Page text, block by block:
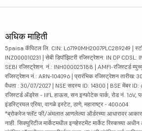
अधिक माहिती
5paisa कॅपिटल लि. CIN: L67190MH2007PLC289249 |
INZ000010231 | सेबी डिपॉझिटरी रजिस्ट्रेशन: IN DP CDSL:
SEBI रजिस्ट्रेशन. नं.: INH000025188 | AMFI-रजिस्टर्ड
रजिस्ट्रेशन नं.: ARN-104096 | प्रारंभिक रजिस्ट्रेशन तारीख:
वैधता : 30/07/2027 | NSE सदस्य ID: 14300 | BSE मेंबर ID:
रजिस्टर्ड ॲड्रेस - IIFL हाऊस, सन इन्फोटेक पार्क, रोड नं. 16V,
इंडस्ट्रियल एरिया, वागळे इस्टेट, ठाणे, महाराष्ट्र - 400604
*ब्रोकरेज फ्लॅट फी/अंमलात आणलेल्या ऑर्डरच्या आधारावर
नाही. सिक्युरिटीज मार्केटमधील इन्व्हेस्टमेंट मार्केट रिस्कच्या अधीन